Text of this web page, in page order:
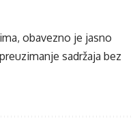
obavezno je jasno
sadržaja bez